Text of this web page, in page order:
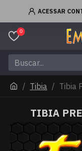
ACESSAR
0
Tibia Tibia
TIBIA